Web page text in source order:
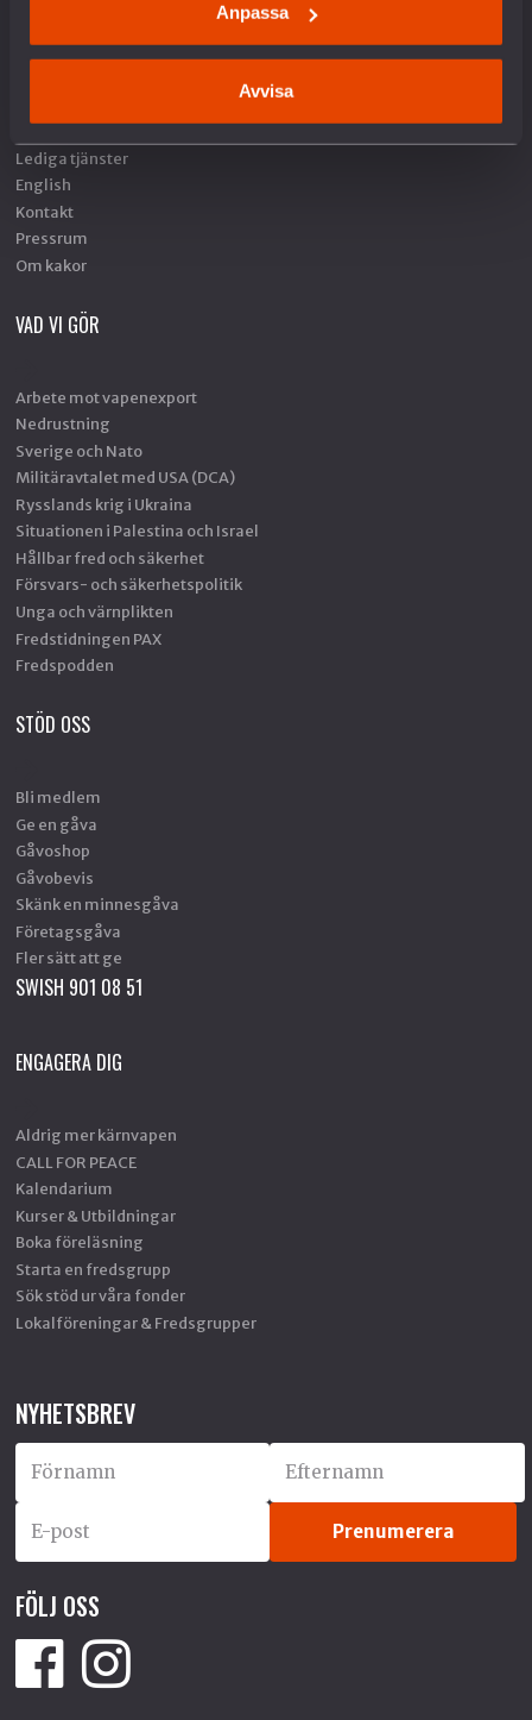
Anpassa
Avvisa
Vår historia
Lediga tjänster
English
Kontakt
Pressrum
Om kakor
VAD VI GÖR
Arbete mot vapenexport
Nedrustning
Sverige och Nato
Militäravtalet med USA (DCA)
Rysslands krig i Ukraina
Situationen i Palestina och Israel
Hållbar fred och säkerhet
Försvars- och säkerhetspolitik
Unga och värnplikten
Fredstidningen PAX
Fredspodden
STÖD OSS
Bli medlem
Ge en gåva
Gåvoshop
Gåvobevis
Skänk en minnesgåva
Företagsgåva
Fler sätt att ge
SWISH 901 08 51
ENGAGERA DIG
Aldrig mer kärnvapen
CALL FOR PEACE
Kalendarium
Kurser & Utbildningar
Boka föreläsning
Starta en fredsgrupp
Sök stöd ur våra fonder
Lokalföreningar & Fredsgrupper
NYHETSBREV
FÖLJ OSS